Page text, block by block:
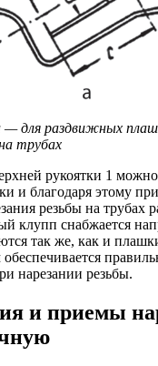
— для раздвижных
трубах
рукоятки 1
и благодаря этому
резьбы на трубах
клупп снабжается
так же, как и
нарезании резьбы.
и приемы